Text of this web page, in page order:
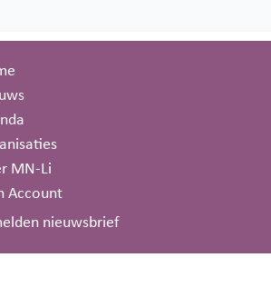
MN-Li
Account
nieuwsbrief